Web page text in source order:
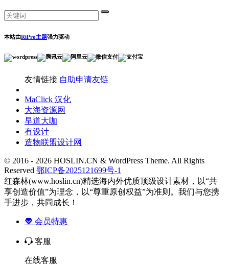
本站由RiPro主题强力驱动
友情链接 自助申请友链
MaClick 汉化
大海资源网
早道大咖
有设计
造物联盟设计网
© 2016 - 2026 HOSLIN.CN & WordPress Theme. All Rights
Reserved 鄂ICP备2025121699号-1
红森林(www.hoslin.cn)精选海内外优质顶级设计素材，以“共
享创造价值”为理念，以“尊重原创权益”为准则。我们与您携
手进步，共同成长！
会员特惠
客服
在线客服